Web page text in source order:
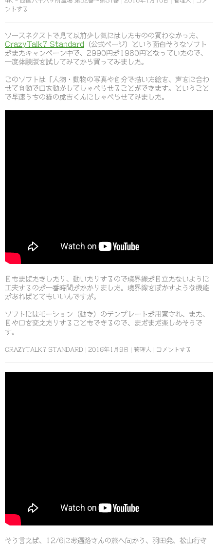
ントする
ソースネクストで見て以前少し気にはしたものの買わなかった、
CrazyTalk7 Standard
（公式ページ）という面白そうなソフト
がまたキャンペーン中で、2990円が1980円となっていたので、
一度体験版を試してみてから買ってみました。
このソフトは「人物・動物の写真や自分で描いた絵を、声をに合わ
せて自動で口を動かしてしゃべらせることができます。ということ
で早速うちの猫の虎吉くんにしゃべらせてみました。
目もまばたきしたり、動いたりするので境界線が目立たないように
工夫するのが一番時間がかかりました。境界線をぼかすような機能
があればとてもいいんですが。
ソフトにはモーション（動き）のテンプレートが用意され、また、
目や口を変えたりすることもできるので、まだまだ楽しめそうで
す。
CRAZYTALK7 STANDARD 2016年1月9日 管理人 コメントする
そう言えば、12/6にお遍路さんの旅へ向かう、羽田発、松山行き